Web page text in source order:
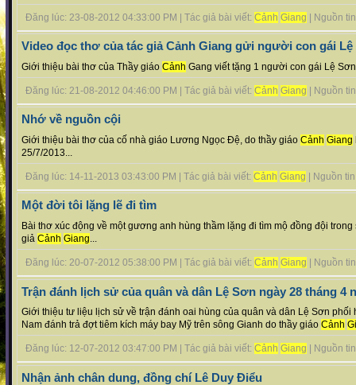
Đăng lúc: 23-08-2012 04:33:00 PM | Tác giả bài viết: Cảnh Giang | Nguồn
Video đọc thơ của tác giả Cảnh Giang gửi người con gái
Giới thiệu bài thơ của Thầy giáo Cảnh Gang viết tặng 1 người con gái Lệ
Đăng lúc: 21-08-2012 04:46:00 PM | Tác giả bài viết: Cảnh Giang | Nguồn
Nhớ về nguồn cội
Giới thiệu bài thơ của cố nhà giáo Lương Ngọc Đệ, do thầy giáo Cảnh Giang
25/7/2013...
Đăng lúc: 14-11-2013 03:43:00 PM | Tác giả bài viết: Cảnh Giang | Nguồn
Một đời tôi lặng lẽ đi tìm
Bài thơ xúc động về một gương anh hùng thầm lặng đi tìm mộ đồng đội
giả Cảnh Giang...
Đăng lúc: 20-07-2012 05:38:00 PM | Tác giả bài viết: Cảnh Giang | Nguồn
Trận đánh lịch sử của quân và dân Lệ Sơn ngày 28 tháng 4
Giới thiệu tư liệu lịch sử về trận đánh oai hùng của quân và dân Lệ Sơn
Nam đánh trả đợt tiêm kích máy bay Mỹ trên sông Gianh do thầy giáo Cảnh
Đăng lúc: 12-07-2012 03:47:00 PM | Tác giả bài viết: Cảnh Giang | Nguồn
Nhận ảnh chân dung, đồng chí Lê Duy Điểu